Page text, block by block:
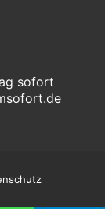
sofort